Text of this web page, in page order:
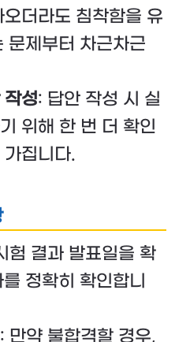
더라도 침착함을 유
문제부터 차근차근
작성: 답안 작성 시 실
위해 한 번 더 확인
집니다.
험 결과 발표일을 확
정확히 확인합니
: 만약 불합격할 경우,